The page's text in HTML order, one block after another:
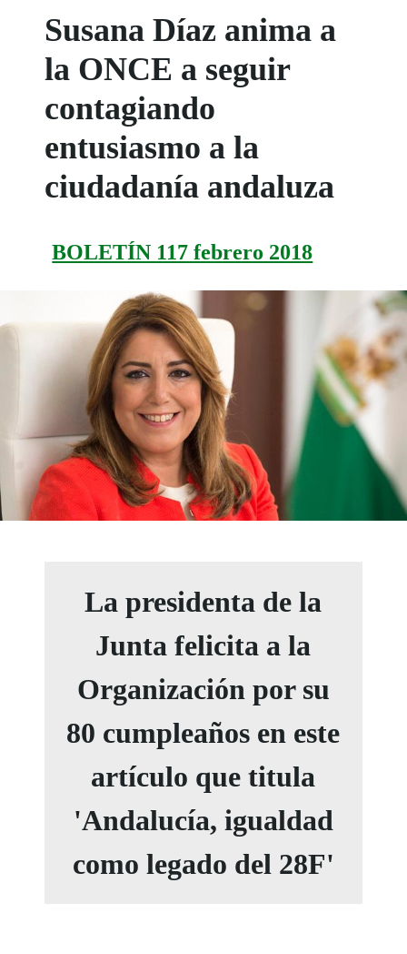
Susana Díaz anima a
la ONCE a seguir
contagiando
entusiasmo a la
ciudadanía andaluza
BOLETÍN 117 febrero 2018
La presidenta de la
Junta felicita a la
Organización por su
80 cumpleaños en este
artículo que titula
'Andalucía, igualdad
como legado del 28F'